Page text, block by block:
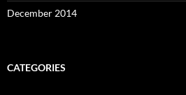
December 2014
CATEGORIES